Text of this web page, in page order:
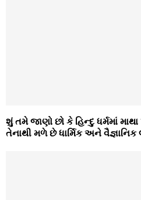
શું તમે જાણો છો કે હિન્દુ ધર્મમાં
તેનાથી મળે છે ધાર્મિક અને વૈજ્ઞાનિક